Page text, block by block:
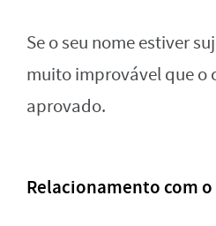
Se o seu nome estiver
muito improvável que o
aprovado.
Relacionamento com